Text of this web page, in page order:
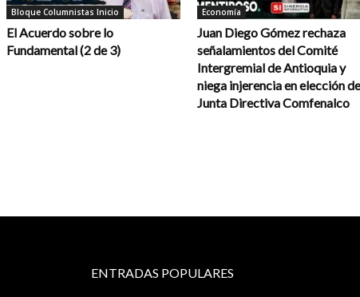
Bloque Columnistas Inicio
El Acuerdo sobre lo
Fundamental (2 de 3)
Economía
Juan Diego Gómez rechaza
señalamientos del Comité
Intergremial de Antioquia y
niega injerencia en elección de
Junta Directiva Comfenalco
ENTRADAS POPULARES